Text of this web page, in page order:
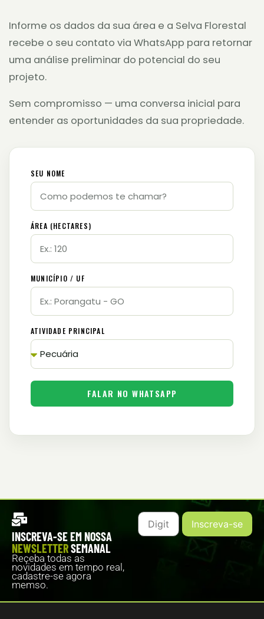
Informe os dados da sua área e a Selva Florestal
recebe o seu contato via WhatsApp para retornar
uma análise preliminar do potencial do seu
projeto.
Sem compromisso — uma conversa inicial para
entender as oportunidades da sua propriedade.
SEU NOME
ÁREA (HECTARES)
MUNICÍPIO / UF
ATIVIDADE PRINCIPAL
FALAR NO WHATSAPP
INSCREVA-SE EM NOSSA
NEWSLETTERSEMANAL
Reçeba todas as
novidades em tempo real,
cadastre-se agora
memso.
Inscreva-se